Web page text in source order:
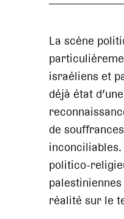
La scène
israéliens et
déjà état
de
politico-
réalité sur le